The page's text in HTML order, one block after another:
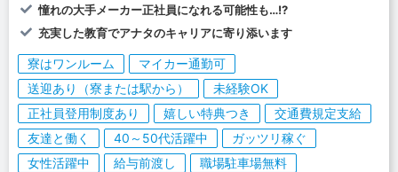
憧れの大手メーカー正社員になれる可能性も…!?
充実した教育でアナタのキャリアに寄り添います
寮はワンルーム
マイカー通勤可
送迎あり（寮または駅から）
未経験OK
正社員登用制度あり
嬉しい特典つき
交通費規定支給
友達と働く
40～50代活躍中
ガッツリ稼ぐ
女性活躍中
給与前渡し
職場駐車場無料